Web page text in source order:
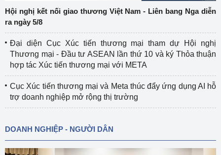
Hội nghị kết nối giao thương Việt Nam - Liên bang Nga diễn
ra ngày 5/8
Đại diện Cục Xúc tiến thương mại tham dự Hội nghị
Thương mại - Đầu tư ASEAN lần thứ 10 và ký Thỏa thuận
hợp tác Xúc tiến thương mại với META
Cục Xúc tiến thương mại và Meta thúc đẩy ứng dụng AI hỗ
trợ doanh nghiệp mở rộng thị trường
DOANH NGHIỆP - NGƯỜI DÂN